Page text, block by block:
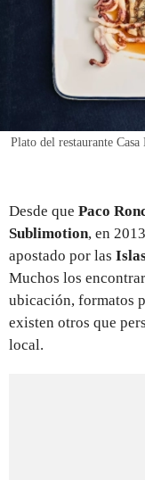
Plato del restaurante
Desde que Paco
Sublimotion, en
apostado por las
Muchos los
ubicación, formatos
existen otros que
local.